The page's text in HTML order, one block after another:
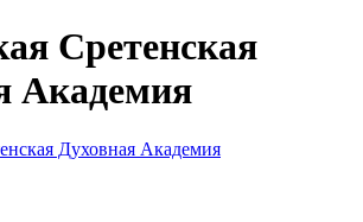
Сретенская
Академия